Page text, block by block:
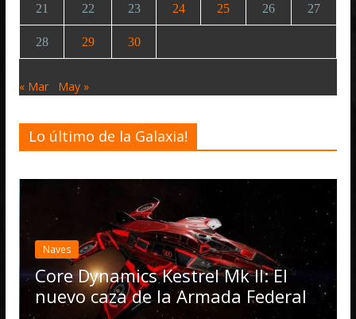
21 22 23 24 25 26 27
28 29 30
« Mar May »
Lo último de la Galaxia!
Kestrel Mk II: El
la Armada Federal
Elite Dangerous
actualización
Operations, el
numerosas